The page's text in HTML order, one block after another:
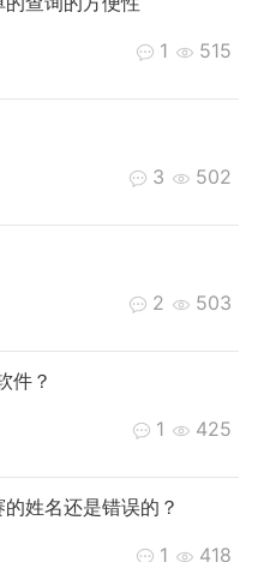
1 515
3 502
2 503
件？
1 425
姓名还是错误的？
1 418